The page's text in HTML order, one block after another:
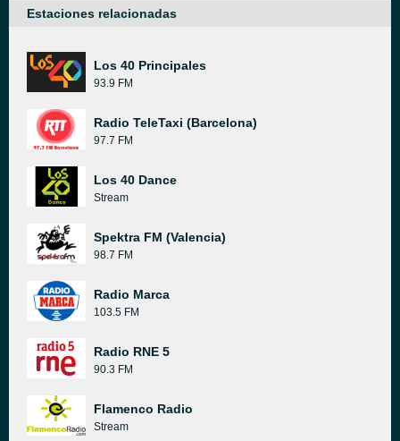
Estaciones relacionadas
Los 40 Principales
93.9 FM
Radio TeleTaxi (Barcelona)
97.7 FM
Los 40 Dance
Stream
Spektra FM (Valencia)
98.7 FM
Radio Marca
103.5 FM
Radio RNE 5
90.3 FM
Flamenco Radio
Stream